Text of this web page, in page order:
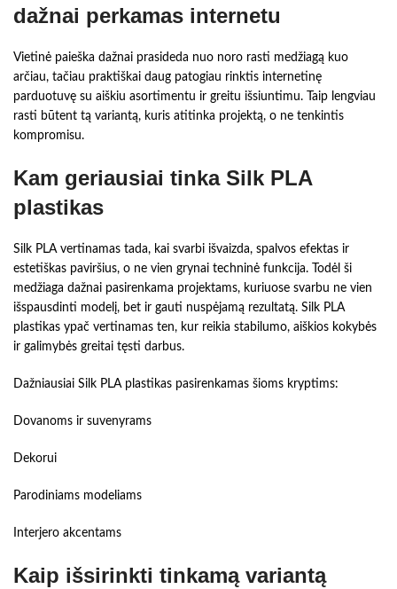
dažnai perkamas internetu
Vietinė paieška dažnai prasideda nuo noro rasti medžiagą kuo
arčiau, tačiau praktiškai daug patogiau rinktis internetinę
parduotuvę su aiškiu asortimentu ir greitu išsiuntimu. Taip lengviau
rasti būtent tą variantą, kuris atitinka projektą, o ne tenkintis
kompromisu.
Kam geriausiai tinka Silk PLA
plastikas
Silk PLA vertinamas tada, kai svarbi išvaizda, spalvos efektas ir
estetiškas paviršius, o ne vien grynai techninė funkcija. Todėl ši
medžiaga dažnai pasirenkama projektams, kuriuose svarbu ne vien
išspausdinti modelį, bet ir gauti nuspėjamą rezultatą. Silk PLA
plastikas ypač vertinamas ten, kur reikia stabilumo, aiškios kokybės
ir galimybės greitai tęsti darbus.
Dažniausiai Silk PLA plastikas pasirenkamas šioms kryptims:
Dovanoms ir suvenyrams
Dekorui
Parodiniams modeliams
Interjero akcentams
Kaip išsirinkti tinkamą variantą